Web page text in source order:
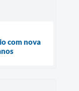
com nova